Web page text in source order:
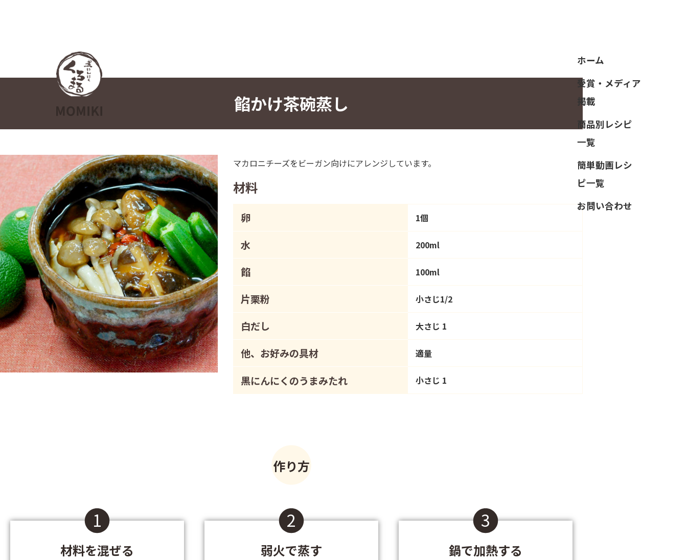
ホーム
受賞・メディア
掲載
商品別レシピ
一覧
簡単動画レシ
ピ一覧
お問い合わせ
餡かけ茶碗蒸し
マカロニチーズをビーガン向けにアレンジしています。
材料
卵 1個
水 200ml
餡 100ml
片栗粉 小さじ1/2
白だし 大さじ 1
他、お好みの具材 適量
黒にんにくのうまみたれ 小さじ 1
作り方
1
材料を混ぜる
2
弱火で蒸す
3
鍋で加熱する